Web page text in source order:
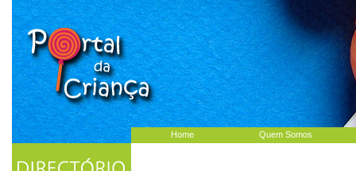
Home Quem Somos